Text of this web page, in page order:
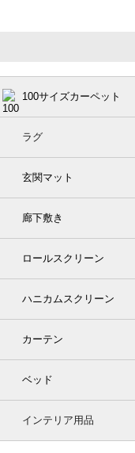
100サイズカーペット
ラグ
玄関マット
廊下敷き
ロールスクリーン
ハニカムスクリーン
カーテン
ベッド
インテリア用品